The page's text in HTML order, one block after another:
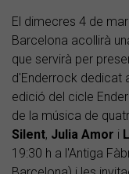
El dimecres 4 de
Barcelona acollirà
que servirà per
d'Enderrock dedicat
edició del cicle
de la música de
Silent, Julia Amor i
19:30 h a l'Antiga